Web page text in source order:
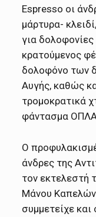
Espresso οι
μάρτυρα-
για δολοφονίες
κρατούμενος
δολοφόνο των
Αυγής, καθώς
τρομοκρατικά
φάντασμα
Ο
άνδρες της
τον εκτελεστή
Μάνου
συμμετείχε